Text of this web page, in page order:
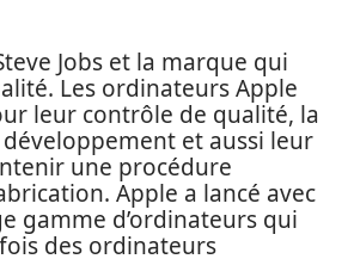
Jobs et la marque qui
Les ordinateurs Apple
leur contrôle de qualité, la
et aussi leur
une procédure
Apple a lancé avec
gamme d’ordinateurs qui
des ordinateurs